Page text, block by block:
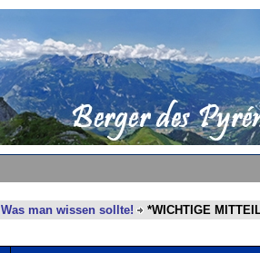
Was man wissen sollte!
*WICHTIGE